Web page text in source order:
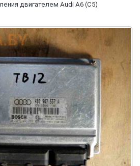
двигателем Audi A6 (C5)